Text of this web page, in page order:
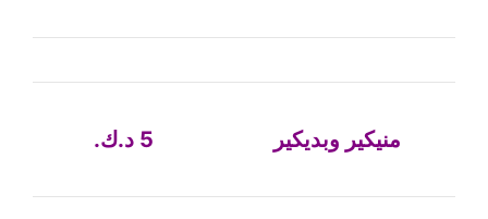
منيكير وبديكير 5 د.ك.